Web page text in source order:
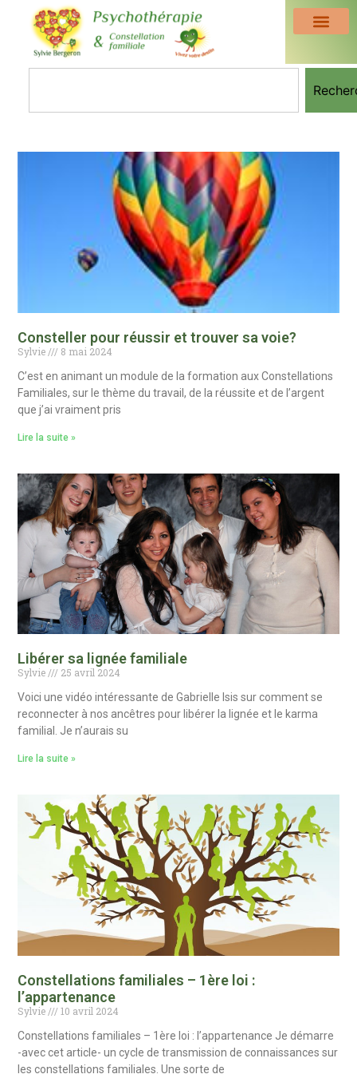
Consteller pour réussir et trouver sa voie?
Sylvie
8 mai 2024
C’est en animant un module de la formation aux Constellations
Familiales, sur le thème du travail, de la réussite et de l’argent
que j’ai vraiment pris
Lire la suite »
Libérer sa lignée familiale
Sylvie
25 avril 2024
Voici une vidéo intéressante de Gabrielle Isis sur comment se
reconnecter à nos ancêtres pour libérer la lignée et le karma
familial. Je n’aurais su
Lire la suite »
Constellations familiales – 1ère loi :
l’appartenance
Sylvie
10 avril 2024
Constellations familiales – 1ère loi : l’appartenance Je démarre
-avec cet article- un cycle de transmission de connaissances sur
les constellations familiales. Une sorte de